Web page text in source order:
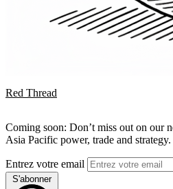
Red Thread
Coming soon: Don’t miss out on our
Asia Pacific power, trade and strategy.
Entrez votre email
S'abonner